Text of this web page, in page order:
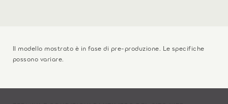
Il modello mostrato è in fase di pre-produzione. Le specifiche
possono variare.